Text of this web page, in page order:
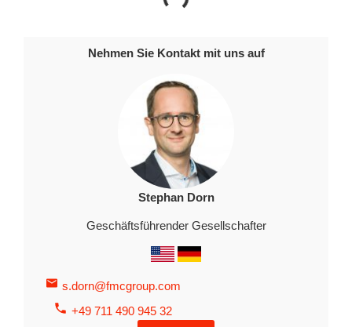
Nehmen Sie Kontakt mit uns auf
Stephan Dorn
Geschäftsführender Gesellschafter
s.dorn@fmcgroup.com
+49 711 490 945 32